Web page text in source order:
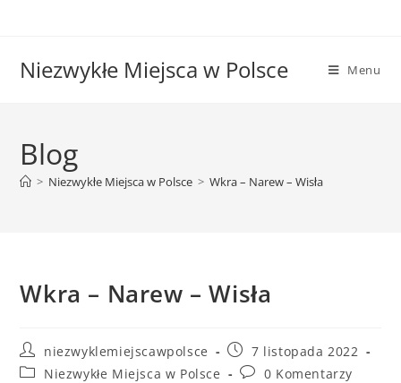
Niezwykłe Miejsca w Polsce Menu
Blog
> Niezwykłe Miejsca w Polsce > Wkra – Narew – Wisła
Wkra – Narew – Wisła
niezwyklemiejscawpolsce
7 listopada 2022
Niezwykłe Miejsca w Polsce
0 Komentarzy